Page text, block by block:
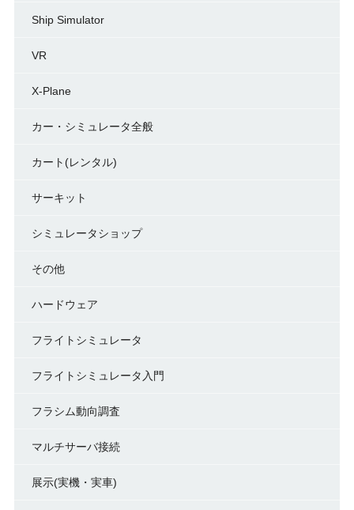
Ship Simulator
VR
X-Plane
カー・シミュレータ全般
カート(レンタル)
サーキット
シミュレータショップ
その他
ハードウェア
フライトシミュレータ
フライトシミュレータ入門
フラシム動向調査
マルチサーバ接続
展示(実機・実車)